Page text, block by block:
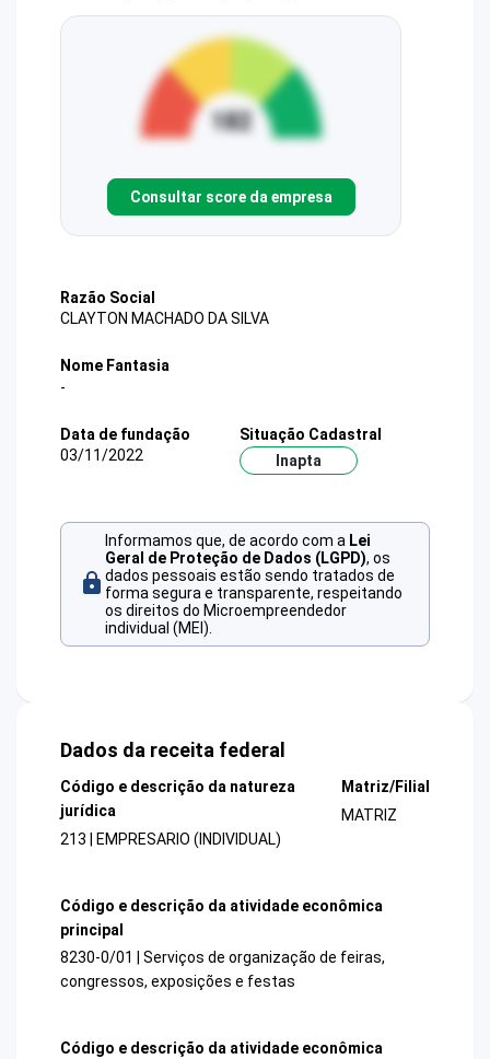
Consultar score da empresa
Razão Social
CLAYTON MACHADO DA SILVA
Nome Fantasia
-
Data de fundação
03/11/2022
Situação Cadastral
Inapta
Informamos que, de acordo com a Lei
Geral de Proteção de Dados (LGPD), os
dados pessoais estão sendo tratados de
forma segura e transparente, respeitando
os direitos do Microempreendedor
individual (MEI).
Dados da receita federal
Código e descrição da natureza
jurídica
213 | EMPRESARIO (INDIVIDUAL)
Matriz/Filial
MATRIZ
Código e descrição da atividade econômica
principal
8230-0/01 | Serviços de organização de feiras,
congressos, exposições e festas
Código e descrição da atividade econômica